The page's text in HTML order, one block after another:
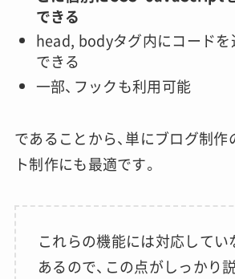
できる
head, bodyタグ内にコード
できる
一部、フックも利用可能
であることから、単にブログ制作
ト制作にも最適です。
これらの機能には対応してい
あるので、この点がしっかり